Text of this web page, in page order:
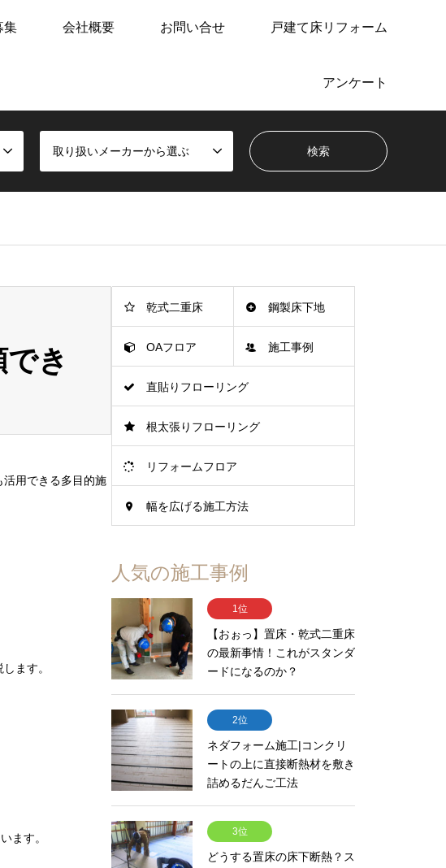
集 会社概要 お問い合せ 戸建て床リフォーム
アンケート
取り扱いメーカーから選ぶ
き
用できる多目的施
ます。
ます。
乾式二重床 鋼製床下地
OAフロア 施工事例
直貼りフローリング
根太張りフローリング
リフォームフロア
幅を広げる施工方法
人気の施工事例
1位
【おぉっ】置床・乾式二重床
の最新事情！これがスタンダ
ードになるのか？
2位
ネダフォーム施工|コンクリ
ートの上に直接断熱材を敷き
詰めるだんご工法
3位
どうする置床の床下断熱？ス